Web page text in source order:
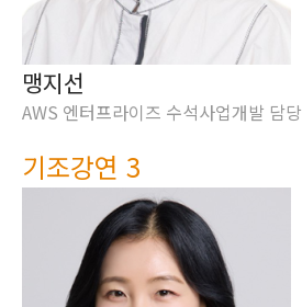
맹지선
AWS 엔터프라이즈 수석사업개발 담당
기조강연 3